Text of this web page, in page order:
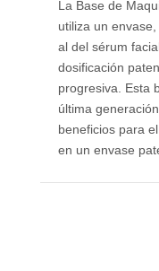
La Base de
utiliza un
al del sérum
dosificación
progresiva. Esta
última
beneficios para
en un envase